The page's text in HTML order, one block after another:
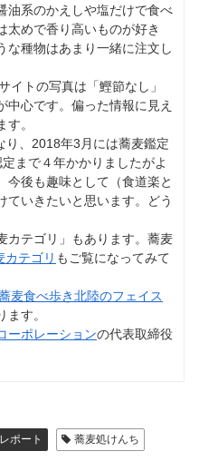
油系のかえしや塩だけで食べ
太めで香り高いものが好き
な種物はあまり一緒に注文し
イトの写真は「鰹節なし」
中心です。偏った情報に見え
。
、2018年3月には蕎麦鑑定
まで４年かかりましたがよ
今後も趣味として（食道楽と
ていきたいと思います。どう
カテゴリ」もあります。蕎麦
カテゴリ もご覧になってみて
麦食べ歩き北陸のフェイス
ます。
ーポレーションの代表取締役
ポート 蕎麦処けんち